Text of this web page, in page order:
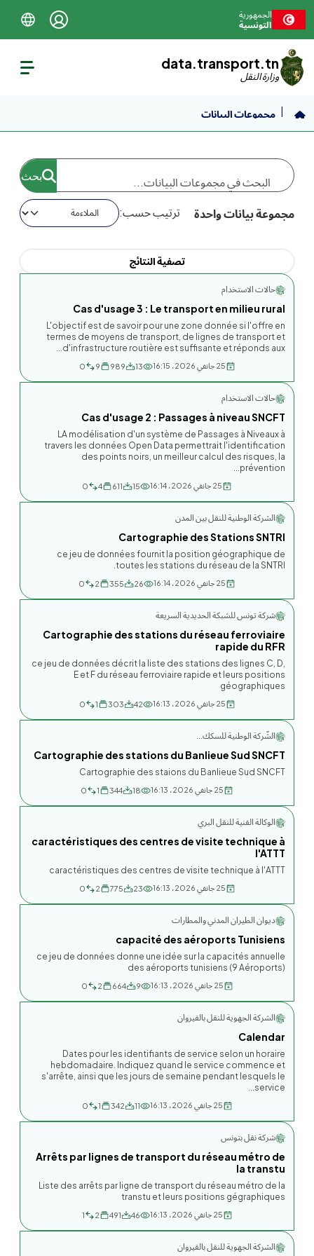
انتقل إلى المحتوى الرئيسي
الجمهورية
التونسية
data.transport.tn
وزارة النقل
مجموعات البيانات
ترتيب حسب مجموعة بيانات واحدة
تصفية النتائج
حالات الاستخدام
Cas d'usage 3 : Le transport en milieu rural
L'objectif est de savoir pour une zone donnée si l'offre en
termes de moyens de transport, de lignes de transport et
d'infrastructure routière est suffisante et réponds aux...
25 جانفي 2026، 16:15 13
989
9
0
حالات الاستخدام
Cas d'usage 2 : Passages à niveau SNCFT
LA modélisation d'un système de Passages à Niveaux à
travers les données Open Data permettrait l'identification
des points noirs, un meilleur calcul des risques, la
prévention...
25 جانفي 2026، 16:14 15
611
4
0
الشركة الوطنية للنقل بين المدن
Cartographie des Stations SNTRI
ce jeu de données fournit la position géographique de
toutes les stations du réseau de la SNTRI.
25 جانفي 2026، 16:14 26
355
2
0
شركة تونس للشبكة الحديدية السريعة
Cartographie des stations du réseau ferroviaire
rapide du RFR
ce jeu de données décrit la liste des stations des lignes C, D,
E et F du réseau ferroviaire rapide et leurs positions
géographiques
25 جانفي 2026، 16:13 42
303
1
0
الشّركة الوطنية للسكك...
Cartographie des stations du Banlieue Sud SNCFT
Cartographie des staions du Banlieue Sud SNCFT
25 جانفي 2026، 16:13 18
344
1
0
الوكالة الفنية للنقل البري
caractéristiques des centres de visite technique à
l'ATTT
caractéristiques des centres de visite technique à l'ATTT
25 جانفي 2026، 16:13 23
775
2
0
ديوان الطيران المدني والمطارات
capacité des aéroports Tunisiens
ce jeu de données donne une idée sur la capacités annuelle
des aéroports tunisiens (9 Aéroports)
25 جانفي 2026، 16:13 9
664
2
0
الشركة الجهوية للنقل بالقيروان
Calendar
Dates pour les identifiants de service selon un horaire
hebdomadaire. Indiquez quand le service commence et
s'arrête, ainsi que les jours de semaine pendant lesquels le
service...
25 جانفي 2026، 16:13 11
342
1
0
شركة نقل بتونس
Arrêts par lignes de transport du réseau métro de
la transtu
Liste des arrêts par ligne de transport du réseau métro de la
transtu et leurs positions gégraphiques
25 جانفي 2026، 16:13 46
491
2
1
الشركة الجهوية للنقل بالقيروان